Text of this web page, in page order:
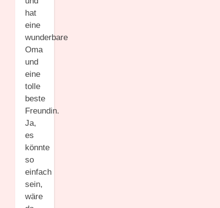
hat
eine
wunderbare
Oma
und
eine
tolle
beste
Freundin.
Ja,
es
könnte
so
einfach
sein,
wäre